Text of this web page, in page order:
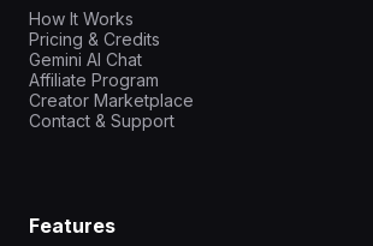
How It Works
Pricing & Credits
Gemini AI Chat
Affiliate Program
Creator Marketplace
Contact & Support
Features